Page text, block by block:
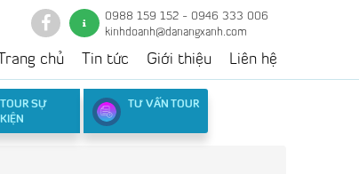
0988 159 152 - 0946 333 006
kinhdoanh@danangxanh.com
Trang chủ Tin tức Giới thiệu Liên hệ
TOUR SỰ
KIỆN
TƯ VẤN TOUR